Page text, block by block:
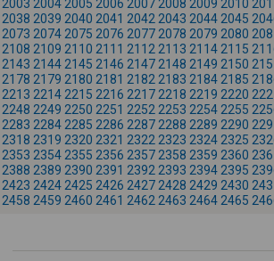
2003 2004 2005 2006 2007 2008 2009 2010
2038 2039 2040 2041 2042 2043 2044 2045
2073 2074 2075 2076 2077 2078 2079 2080
2108 2109 2110 2111 2112 2113 2114 2115
2143 2144 2145 2146 2147 2148 2149 2150
2178 2179 2180 2181 2182 2183 2184 2185
2213 2214 2215 2216 2217 2218 2219 2220
2248 2249 2250 2251 2252 2253 2254 2255
2283 2284 2285 2286 2287 2288 2289 2290
2318 2319 2320 2321 2322 2323 2324 2325
2353 2354 2355 2356 2357 2358 2359 2360
2388 2389 2390 2391 2392 2393 2394 2395
2423 2424 2425 2426 2427 2428 2429 2430
2458 2459 2460 2461 2462 2463 2464 2465